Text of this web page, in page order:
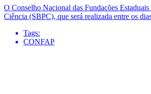
O Conselho Nacional das Fundações
Ciência (SBPC), que será realizada entre os
Tags:
CONFAP